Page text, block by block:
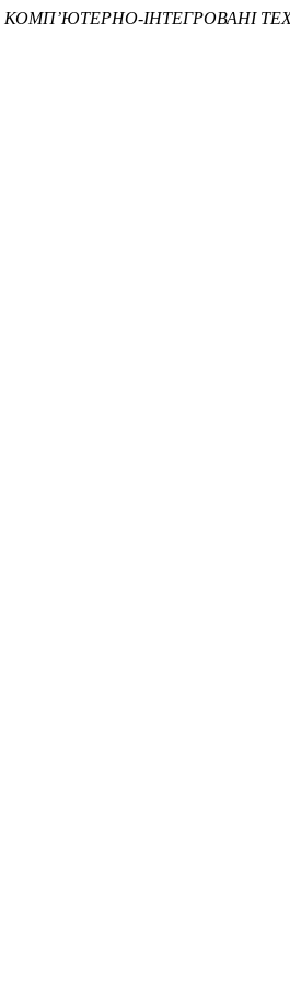
КОМП’ЮТЕРНО-ІНТЕГРОВАНІ